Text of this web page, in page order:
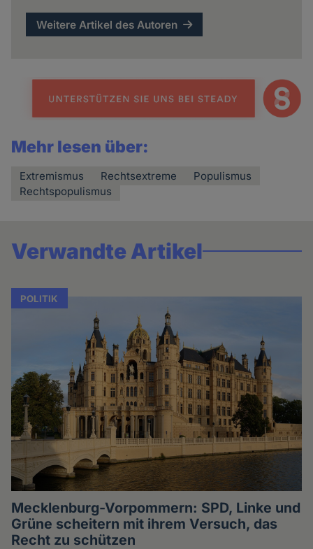
Weitere Artikel des Autoren
Mehr lesen über:
Extremismus Rechtsextreme
Populismus
Rechtspopulismus
Verwandte Artikel
POLITIK
Mecklenburg-Vorpommern: SPD, Linke und
Grüne scheitern mit ihrem Versuch, das
Recht zu schützen